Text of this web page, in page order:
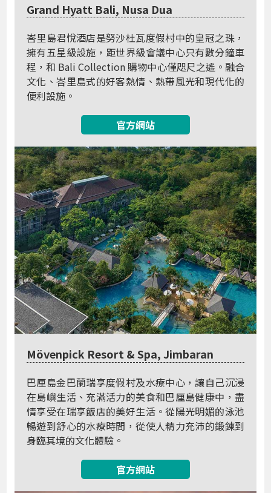
Grand Hyatt Bali, Nusa Dua
峇里島君悅酒店是努沙杜瓦度假村中的皇冠之珠，
擁有五星級設施，距世界級會議中心只有數分鐘車
程，和 Bali Collection 購物中心僅咫尺之遙。融合
文化、峇里島式的好客熱情、熱帶風光和現代化的
便利設施。
官方網站
Mövenpick Resort & Spa, Jimbaran
巴厘島金巴蘭瑞享度假村及水療中心，讓自己沉浸
在島嶼生活、充滿活力的美食和巴厘島健康中，盡
情享受在瑞享飯店的美好生活。從陽光明媚的泳池
暢遊到舒心的水療時間，從使人精力充沛的鍛鍊到
身臨其境的文化體驗。
官方網站